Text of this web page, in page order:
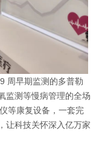
周早期监测的多普勒
监测等慢病管理的全场
等康复设备，一套完
让科技关怀深入亿万家